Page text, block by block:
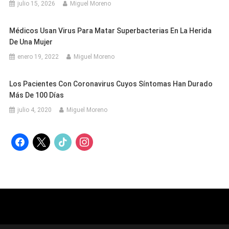
julio 15, 2026 Miguel Moreno
Médicos Usan Virus Para Matar Superbacterias En La Herida
De Una Mujer
enero 19, 2022 Miguel Moreno
Los Pacientes Con Coronavirus Cuyos Síntomas Han Durado
Más De 100 Días
julio 4, 2020 Miguel Moreno
facebook
x tiktok instagram